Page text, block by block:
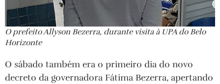
O prefeito Allyson Bezerra, durante visita à UPA do Belo
Horizonte
O sábado também era o primeiro dia do novo
decreto da governadora Fátima Bezerra, apertando